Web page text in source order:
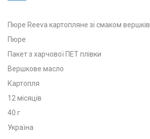
Пюре Reeva картопляне зі смаком вершків.
Пюре
Пакет з харчової ПЕТ плівки
Вершкове масло
Картопля
12 місяців
40 г
Україна